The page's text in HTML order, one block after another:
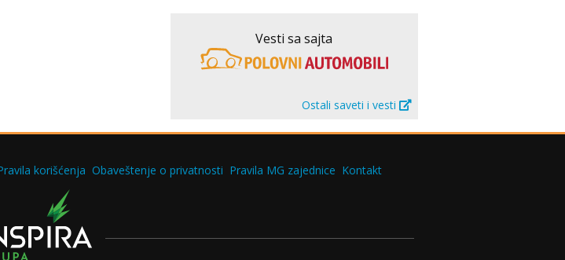
Vesti sa sajta
Ostali saveti i vesti
korišćenja Obaveštenje o privatnosti Pravila MG zajednice Kontakt